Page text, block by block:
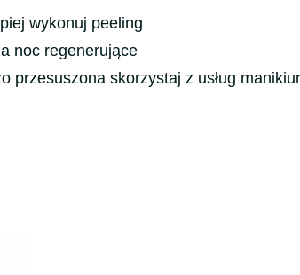
wykonuj peeling
noc regenerujące
przesuszona skorzystaj z usług